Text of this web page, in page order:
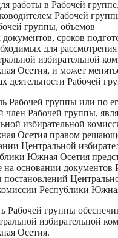
работы в Рабочей группе,
Рабочей
группы, объемов
сроков
для рассмотрения
избирательной
Осетия, и может
деятельности Рабочей
Рабочей группы или по
член Рабочей группы,
избирательной
Осетия правом
Центральной
Южная Осетия
на основании документов
Республики
Рабочей группы
избирательной
Осетия.